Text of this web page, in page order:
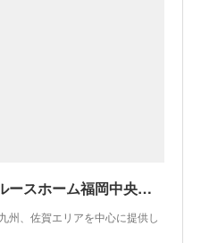
輸入住宅、注文住宅はブルースホーム福岡中央・小倉
州、佐賀エリアを中心に提供し